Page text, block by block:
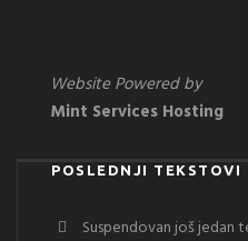
Website Powered by
Mint Services Hosting
POSLEDNJI TEKSTOVI
Suspendovan još jedan